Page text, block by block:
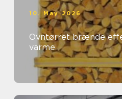
10. May 2026
Ovntørret brænde effektiv, ren og nem
varme